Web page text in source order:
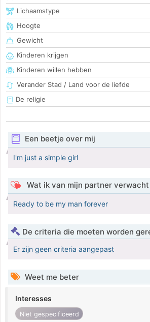
Lichaamstype
Hoogte
Gewicht
Kinderen krijgen
Kinderen willen hebben
Verander Stad / Land voor de liefde
De religie
Een beetje over mij
I'm just a simple girl
Wat ik van mijn partner verwacht
Ready to be my man forever
De criteria die moeten worden
Er zijn geen criteria aangepast
Weet me beter
Interesses
Niet gespecificeerd